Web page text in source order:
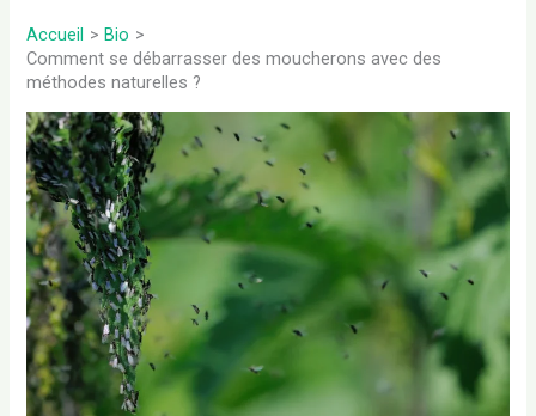
Accueil
Bio
Comment se débarrasser des moucherons avec des
méthodes naturelles ?